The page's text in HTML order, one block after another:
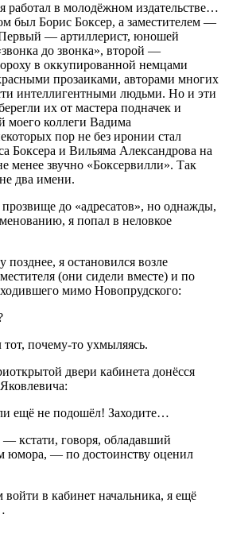
работал в молодёжном издательстве…
был Борис Боксер, а заместителем —
— артиллерист, юношей
до звонка», второй —
в оккупированной немцами
прозаиками, авторами многих
интеллигентными людьми. Но и эти
их от мастера подначек и
моего коллеги Вадима
пор не без иронии стал
Боксера и Вильяма Александрова на
менее звучно «Боксервилли». Так
два имени.
до «адресатов», но однажды,
я попал в неловкое
позднее, я остановился возле
(они сидели вместе) и по
мимо Новопрудского:
почему-то ухмыляясь.
двери кабинета донёсся
ещё не подошёл! Заходите…
кстати, говоря, обладавший
— по достоинству оценил
в кабинет начальника, я ещё